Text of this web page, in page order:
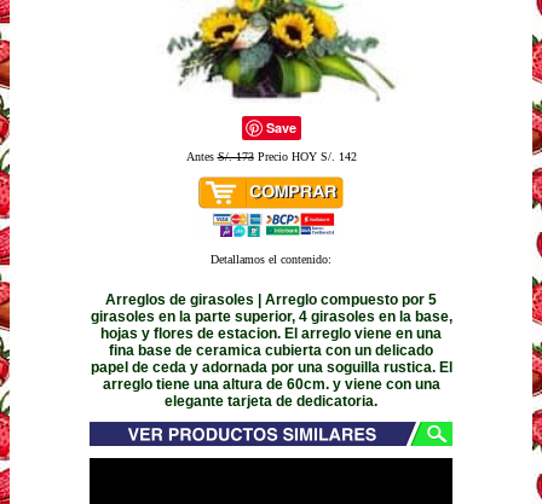
Save
AntesS/. 173Precio HOY S/. 142
Detallamos el contenido:
Arreglos de girasoles | Arreglo compuesto por 5
girasoles en la parte superior, 4 girasoles en la base,
hojas y flores de estacion. El arreglo viene en una
fina base de ceramica cubierta con un delicado
papel de ceda y adornada por una soguilla rustica. El
arreglo tiene una altura de 60cm. y viene con una
elegante tarjeta de dedicatoria.